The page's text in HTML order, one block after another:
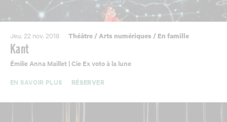
Jeu. 22 nov. 2018 Théâtre/Arts numériques / En famille
Kant
Émilie Anna Maillet | Cie Ex voto à la lune
EN SAVOIR PLUS
RÉSERVER